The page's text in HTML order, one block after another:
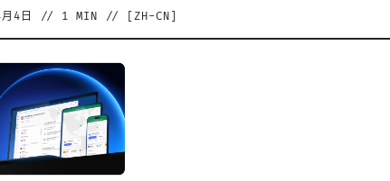
4日 // 1 MIN // [ ZH-CN